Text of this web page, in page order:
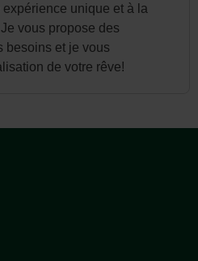
unique et à la
vous propose des
besoins et je vous
de votre rêve!